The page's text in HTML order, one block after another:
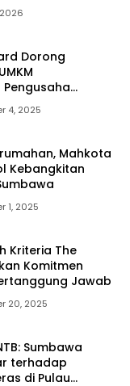
Dorong
4, 2025
Mahkota
Kebangkitan
1, 2025
Kriteria The
Jawab
20, 2025
Sumbawa
terhadap
di Pulau